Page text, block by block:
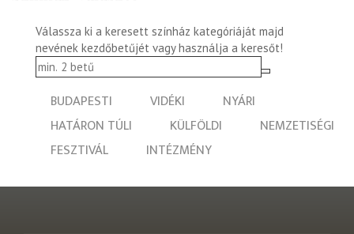
Válassza ki a keresett színház kategóriáját majd
nevének kezdőbetűjét vagy használja a keresőt!
BUDAPESTI VIDÉKI
NYÁRI
HATÁRON TÚLI
KÜLFÖLDI
NEMZETISÉGI
FESZTIVÁL
INTÉZMÉNY